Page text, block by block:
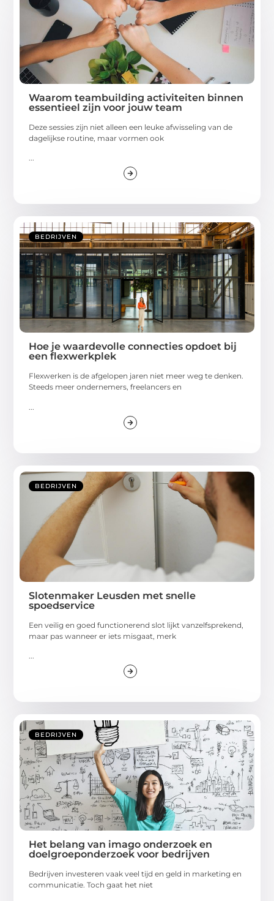
Waarom teambuilding activiteiten binnen
essentieel zijn voor jouw team
Deze sessies zijn niet alleen een leuke afwisseling van de
dagelijkse routine, maar vormen ook
...
BEDRIJVEN
Hoe je waardevolle connecties opdoet bij
een flexwerkplek
Flexwerken is de afgelopen jaren niet meer weg te denken.
Steeds meer ondernemers, freelancers en
BEDRIJVEN
Slotenmaker Leusden met snelle
spoedservice
Een veilig en goed functionerend slot lijkt vanzelfsprekend,
maar pas wanneer er iets misgaat, merk
...
BEDRIJVEN
Het belang van imago onderzoek en
doelgroeponderzoek voor bedrijven
Bedrijven investeren vaak veel tijd en geld in marketing en
communicatie. Toch gaat het niet